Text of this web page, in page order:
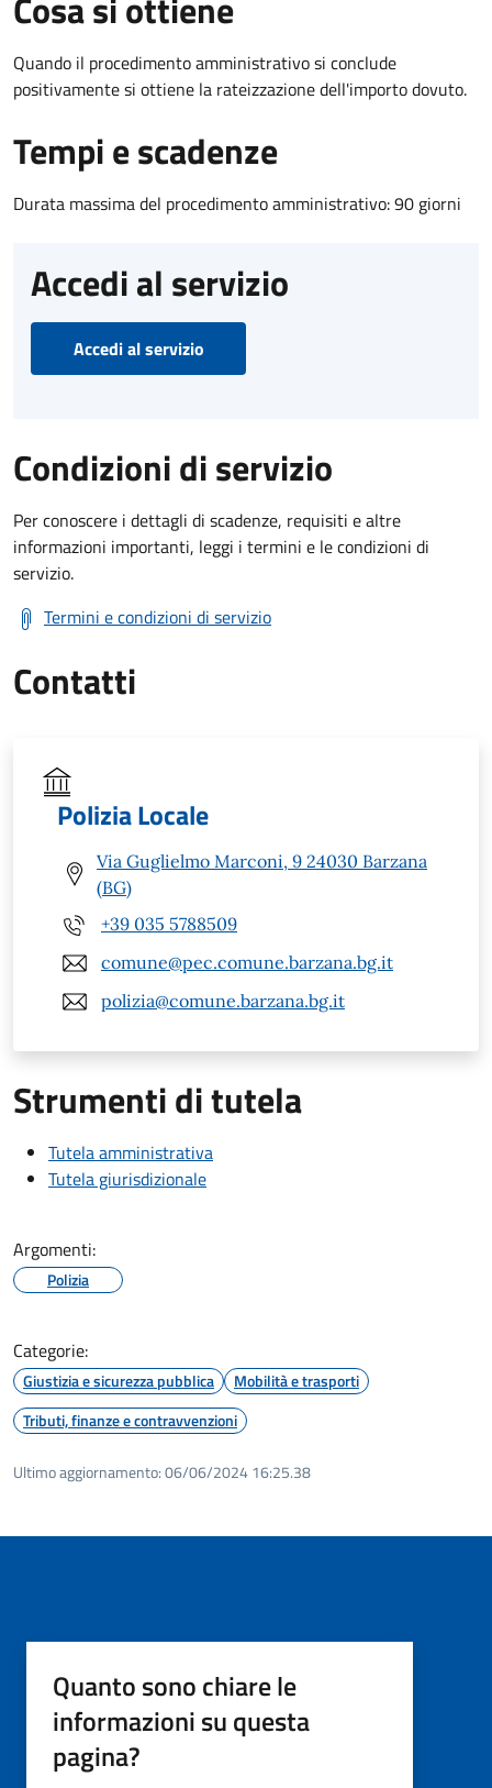
Quando il procedimento amministrativo si conclude
positivamente si ottiene la rateizzazione dell'importo dovuto.
Tempi e scadenze
Durata massima del procedimento amministrativo: 90 giorni
Accedi al servizio
Accedi al servizio
Condizioni di servizio
Per conoscere i dettagli di scadenze, requisiti e altre
informazioni importanti, leggi i termini e le condizioni di
servizio.
Termini e condizioni di servizio
Contatti
Polizia Locale
Via Guglielmo Marconi, 9 24030 Barzana
(BG)
+39 035 5788509
comune@pec.comune.barzana.bg.it
polizia@comune.barzana.bg.it
Strumenti di tutela
Tutela amministrativa
Tutela giurisdizionale
Argomenti:
Polizia
Categorie:
Giustizia e sicurezza pubblica
Mobilità e trasporti
Tributi, finanze e contravvenzioni
Ultimo aggiornamento:06/06/2024 16:25.38
Quanto sono chiare le
informazioni su questa
pagina?